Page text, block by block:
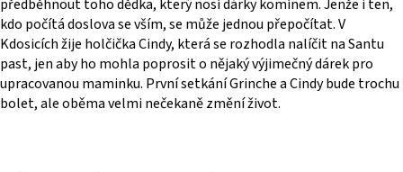
předběhnout toho dědka, který nosí dárky komínem. Jenže i ten,
kdo počítá doslova se vším, se může jednou přepočítat. V
Kdosicích žije holčička Cindy, která se rozhodla nalíčit na Santu
past, jen aby ho mohla poprosit o nějaký výjimečný dárek pro
upracovanou maminku. První setkání Grinche a Cindy bude trochu
bolet, ale oběma velmi nečekaně změní život.